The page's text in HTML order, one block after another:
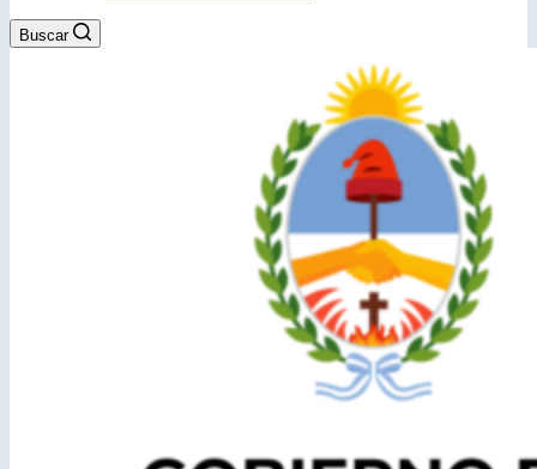
Buscar